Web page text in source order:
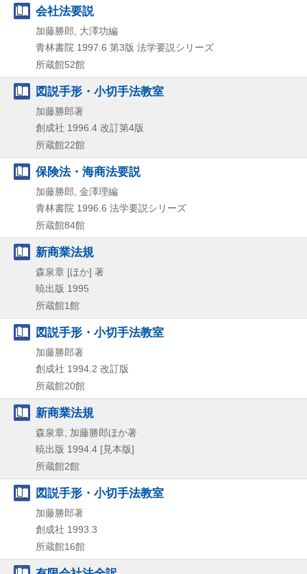
会社法要説
加藤勝郎, 大澤功編
青林書院 1997.6 第3版 法学要説シリーズ
所蔵館52館
図説手形・小切手法教室
加藤勝郎著
創成社 1996.4 改訂第4版
所蔵館22館
保険法・海商法要説
加藤勝郎, 金澤理編
青林書院 1996.6 法学要説シリーズ
所蔵館84館
新商業法規
森泉章 [ほか] 著
暁出版 1995
所蔵館1館
図説手形・小切手法教室
加藤勝郎著
創成社 1994.2 改訂版
所蔵館20館
新商業法規
森泉章, 加藤勝郎ほか著
暁出版 1994.4 [見本版]
所蔵館2館
図説手形・小切手法教室
加藤勝郎著
創成社 1993.3
所蔵館16館